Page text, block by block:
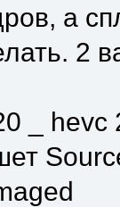
а
2
_ hevc